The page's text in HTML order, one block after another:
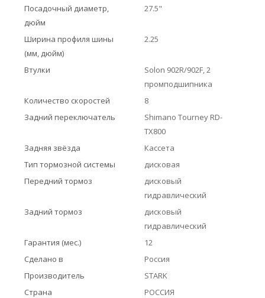
Посадочный диаметр,
дюйм
27.5"
Ширина профиля шины
(мм, дюйм)
2.25
Втулки
Solon 902R/902F, 2
промподшипника
Количество скоростей
8
Задний переключатель
Shimano Tourney RD-
TX800
Задняя звёзда
Кассета
Тип тормозной системы
дисковая
Передний тормоз
дисковый
гидравлический
Задний тормоз
дисковый
гидравлический
Гарантия (мес.)
12
Сделано в
Россия
Производитель
STARK
Страна
РОССИЯ